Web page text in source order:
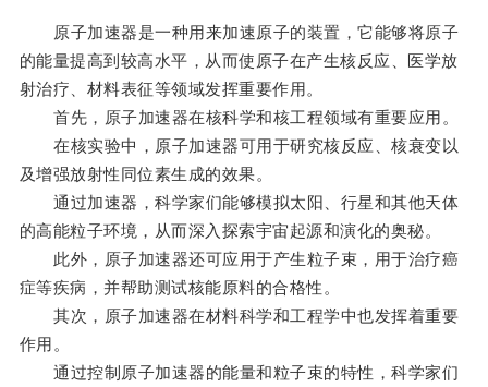
原子加速器是一种用来加速原子的装置，它能够将原子
的能量提高到较高水平，从而使原子在产生核反应、医学放
射治疗、材料表征等领域发挥重要作用。
首先，原子加速器在核科学和核工程领域有重要应用。
在核实验中，原子加速器可用于研究核反应、核衰变以
及增强放射性同位素生成的效果。
通过加速器，科学家们能够模拟太阳、行星和其他天体
的高能粒子环境，从而深入探索宇宙起源和演化的奥秘。
此外，原子加速器还可应用于产生粒子束，用于治疗癌
症等疾病，并帮助测试核能原料的合格性。
其次，原子加速器在材料科学和工程学中也发挥着重要
作用。
通过控制原子加速器的能量和粒子束的特性，科学家们